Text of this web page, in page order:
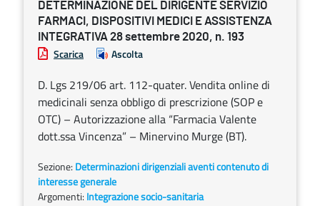
DETERMINAZIONE DEL DIRIGENTE SERVIZIO
FARMACI, DISPOSITIVI MEDICI E ASSISTENZA
INTEGRATIVA 28 settembre 2020, n. 193
Scarica Ascolta
D. Lgs 219/06 art. 112-quater. Vendita online di
medicinali senza obbligo di prescrizione (SOP e
OTC) – Autorizzazione alla “Farmacia Valente
dott.ssa Vincenza” – Minervino Murge (BT).
Sezione: Determinazioni dirigenziali aventi contenuto di
interesse generale
Argomenti: Integrazione socio-sanitaria